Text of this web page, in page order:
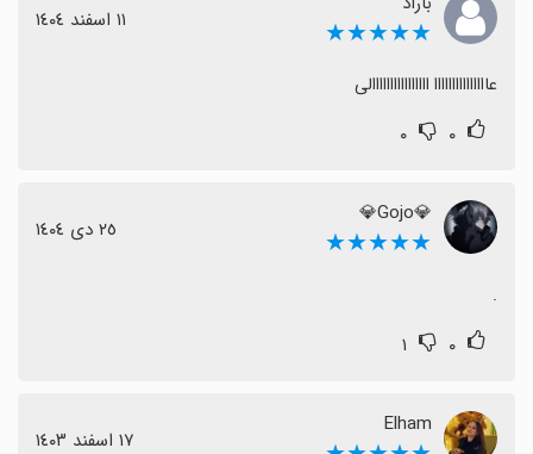
★★★★★ ١١ اسفند ١٤٠٤
عااااااااااااااا اااااااااااااااالی
۰ ۰
💎Gojo💎
★★★★★ ٢٥ دی ١٤٠٤
.
۰ ۱
Elham
١٧ اسفند ١٤٠٣